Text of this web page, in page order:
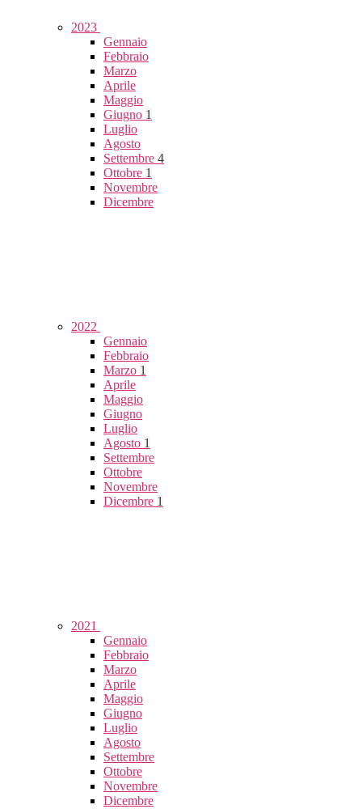
2023
Gennaio
Febbraio
Marzo
Aprile
Maggio
Giugno 1
Luglio
Agosto
Settembre 4
Ottobre 1
Novembre
Dicembre
2022
Gennaio
Febbraio
Marzo 1
Aprile
Maggio
Giugno
Luglio
Agosto 1
Settembre
Ottobre
Novembre
Dicembre 1
2021
Gennaio
Febbraio
Marzo
Aprile
Maggio
Giugno
Luglio
Agosto
Settembre
Ottobre
Novembre
Dicembre